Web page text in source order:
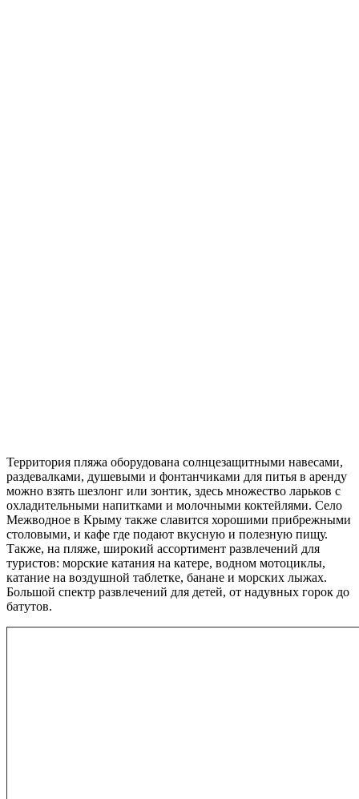
Территория пляжа оборудована солнцезащитными навесами,
раздевалками, душевыми и фонтанчиками для питья в аренду
можно взять шезлонг или зонтик, здесь множество ларьков с
охладительными напитками и молочными коктейлями. Село
Межводное в Крыму также славится хорошими прибрежными
столовыми, и кафе где подают вкусную и полезную пищу.
Также, на пляже, широкий ассортимент развлечений для
туристов: морские катания на катере, водном мотоциклы,
катание на воздушной таблетке, банане и морских лыжах.
Большой спектр развлечений для детей, от надувных горок до
батутов.